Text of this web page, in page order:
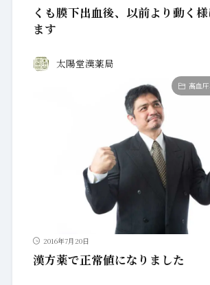
くも膜下出血後、以前より動く
ます
太陽堂漢薬局
高血
2016年7月20日
漢方薬で正常値になりました